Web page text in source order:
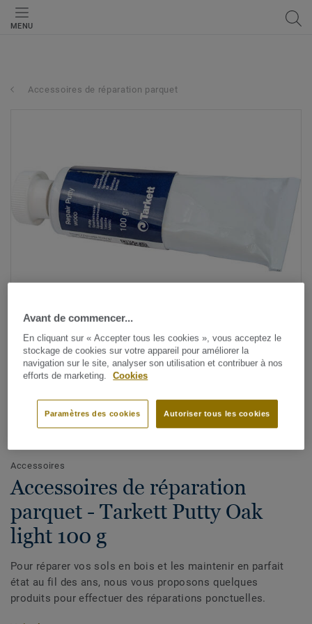
MENU
Accessoires de réparation parquet
Voir tous les designs (21)
Accessoires
Accessoires de réparation
parquet - Tarkett Putty Oak
light 100 g
Pour réparer vos sols en bois et les maintenir en parfait
état au fil des ans, nous vous proposons quelques
produits pour effectuer des réparations ponctuelles.
Avant de commencer...
En cliquant sur « Accepter tous les cookies », vous acceptez le
stockage de cookies sur votre appareil pour améliorer la
navigation sur le site, analyser son utilisation et contribuer à nos
efforts de marketing.
Cookies
Autoriser tous les cookies
Paramètres des cookies